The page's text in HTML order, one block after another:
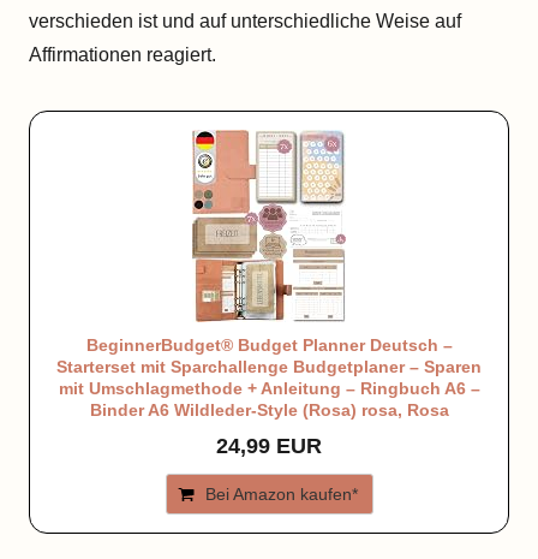
verschieden ist und auf unterschiedliche Weise auf
Affirmationen reagiert.
BeginnerBudget® Budget Planner Deutsch –
Starterset mit Sparchallenge Budgetplaner – Sparen
mit Umschlagmethode + Anleitung – Ringbuch A6 –
Binder A6 Wildleder-Style (Rosa) rosa, Rosa
24,99 EUR
Bei Amazon kaufen*